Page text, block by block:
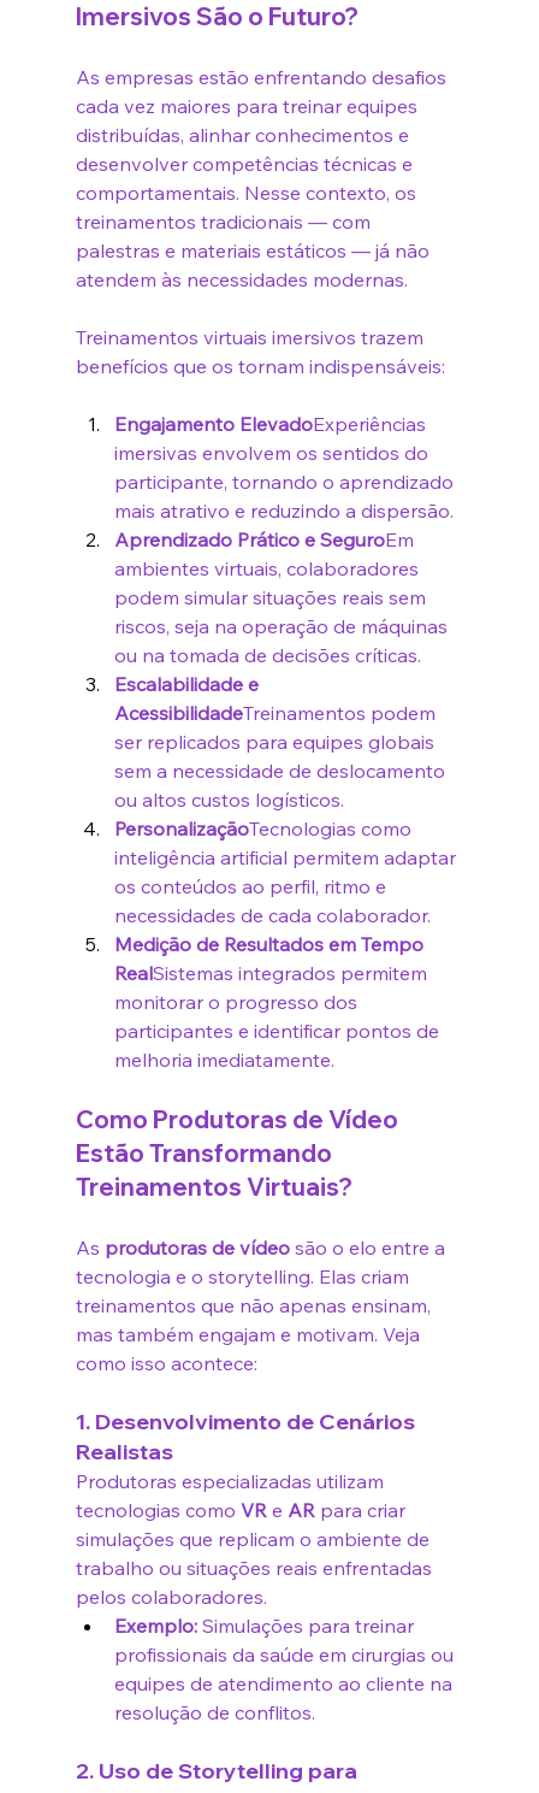
Imersivos São o Futuro?
As empresas estão enfrentando desafios
cada vez maiores para treinar equipes
distribuídas, alinhar conhecimentos e
desenvolver competências técnicas e
comportamentais. Nesse contexto, os
treinamentos tradicionais — com
palestras e materiais estáticos — já não
atendem às necessidades modernas.
Treinamentos virtuais imersivos trazem
benefícios que os tornam indispensáveis:
Engajamento ElevadoExperiências
imersivas envolvem os sentidos do
participante, tornando o aprendizado
mais atrativo e reduzindo a dispersão.
Aprendizado Prático e SeguroEm
ambientes virtuais, colaboradores
podem simular situações reais sem
riscos, seja na operação de máquinas
ou na tomada de decisões críticas.
Escalabilidade e
AcessibilidadeTreinamentos podem
ser replicados para equipes globais
sem a necessidade de deslocamento
ou altos custos logísticos.
PersonalizaçãoTecnologias como
inteligência artificial permitem adaptar
os conteúdos ao perfil, ritmo e
necessidades de cada colaborador.
Medição de Resultados em Tempo
RealSistemas integrados permitem
monitorar o progresso dos
participantes e identificar pontos de
melhoria imediatamente.
Como Produtoras de Vídeo
Estão Transformando
Treinamentos Virtuais?
As produtoras de vídeo são o elo entre a
tecnologia e o storytelling. Elas criam
treinamentos que não apenas ensinam,
mas também engajam e motivam. Veja
como isso acontece:
1. Desenvolvimento de Cenários
Realistas
Produtoras especializadas utilizam
tecnologias como VR e AR para criar
simulações que replicam o ambiente de
trabalho ou situações reais enfrentadas
pelos colaboradores.
Exemplo: Simulações para treinar
profissionais da saúde em cirurgias ou
equipes de atendimento ao cliente na
resolução de conflitos.
2. Uso de Storytelling para